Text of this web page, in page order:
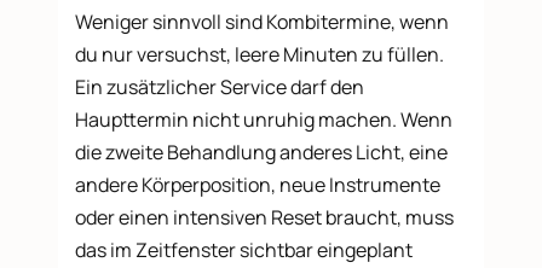
Weniger sinnvoll sind Kombitermine, wenn
du nur versuchst, leere Minuten zu füllen.
Ein zusätzlicher Service darf den
Haupttermin nicht unruhig machen. Wenn
die zweite Behandlung anderes Licht, eine
andere Körperposition, neue Instrumente
oder einen intensiven Reset braucht, muss
das im Zeitfenster sichtbar eingeplant